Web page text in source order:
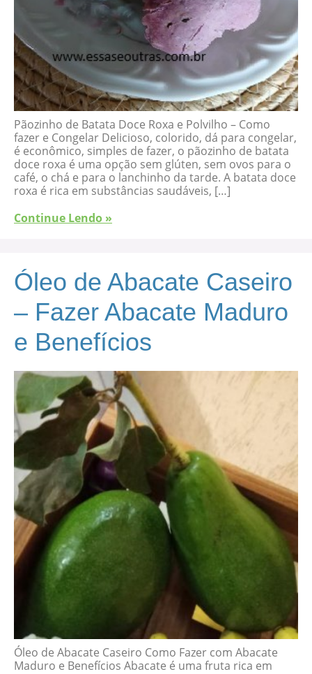
Pãozinho de Batata Doce Roxa e Polvilho – Como
fazer e Congelar Delicioso, colorido, dá para congelar,
é econômico, simples de fazer, o pãozinho de batata
doce roxa é uma opção sem glúten, sem ovos para o
café, o chá e para o lanchinho da tarde. A batata doce
roxa é rica em substâncias saudáveis, […]
Continue Lendo »
Óleo de Abacate Caseiro
– Fazer Abacate Maduro
e Benefícios
Óleo de Abacate Caseiro Como Fazer com Abacate
Maduro e Benefícios Abacate é uma fruta rica em